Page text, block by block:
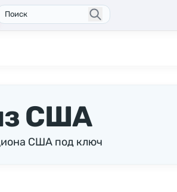
Поиск
США
США под ключ